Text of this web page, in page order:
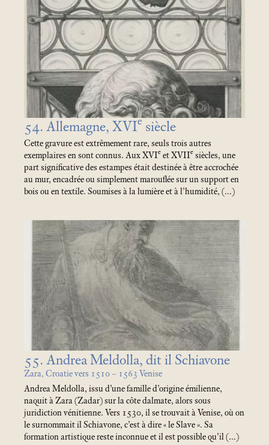
54. Allemagne, XVIe siècle
Cette gravure est extrêmement rare, seuls trois autres
exemplaires en sont connus. Aux XVIe et XVIIe siècles, une
part significative des estampes était destinée à être accrochée
au mur, encadrée ou simplement marouflée sur un support en
bois ou en textile. Soumises à la lumière et à l’humidité, (…)
55. Andrea Meldolla, dit il Schiavone
Zara, Croatie vers 1510 – 1563 Venise
Andrea Meldolla, issu d’une famille d’origine émilienne,
naquit à Zara (Zadar) sur la côte dalmate, alors sous
juridiction vénitienne. Vers 1530, il se trouvait à Venise, où on
le surnommait il Schiavone, c’est à dire «le Slave». Sa
formation artistique reste inconnue et il est possible qu’il (…)